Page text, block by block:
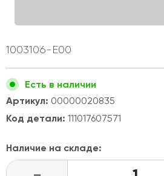
1003106-E00
Есть в наличии
Артикул: 00000020835
Код детали: 111017607571
Наличие на складе: